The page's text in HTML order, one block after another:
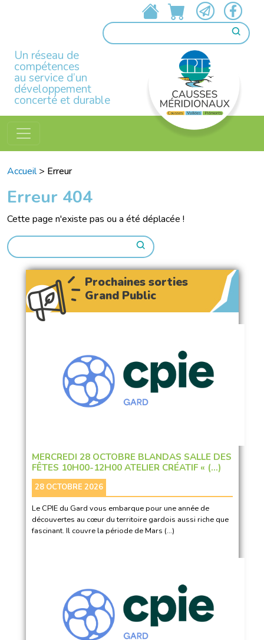
Un réseau de
compétences
au service d’un
développement
concerté et durable
Accueil> Erreur
Erreur 404
Cette page n'existe pas ou a été déplacée !
Prochaines sorties
Grand Public
MERCREDI 28 OCTOBRE BLANDAS SALLE DES
FÊTES 10H00-12H00 ATELIER CRÉATIF « (…)
28 OCTOBRE 2026
Le CPIE du Gard vous embarque pour une année de
découvertes au cœur du territoire gardois aussi riche que
fascinant. Il couvre la période de Mars (…)